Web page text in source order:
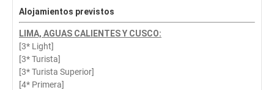
Alojamientos previstos
LIMA, AGUAS CALIENTES Y CUSCO:
[3* Light]
[3* Turista]
[3* Turista Superior]
[4* Primera]